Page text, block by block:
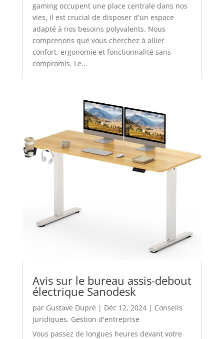
gaming occupent une place centrale dans nos
vies, il est crucial de disposer d'un espace
adapté à nos besoins polyvalents. Nous
comprenons que vous cherchez à allier
confort, ergonomie et fonctionnalité sans
compromis. Le...
Avis sur le bureau assis-debout
électrique Sanodesk
par Gustave Dupré | Déc 12, 2024| Conseils
juridiques, Gestion d'entreprise
Vous passez de longues heures devant votre